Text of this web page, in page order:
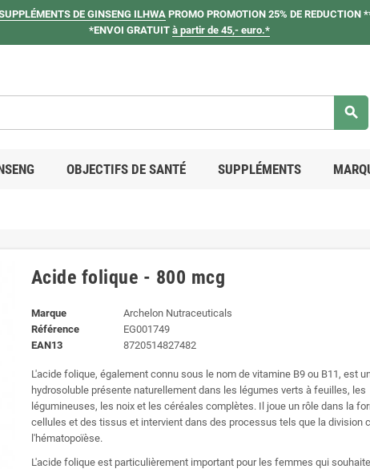
DE GINSENG ILHWAPROMO PROMOTION 25% DE REDUCTION
*ENVOI GRATUIT à partir de 45,- euro.*
search
OBJECTIFS DE SANTÉ SUPPLÉMENTS
Acide folique - 800 mcg
Marque
Archelon Nutraceuticals
Référence
EG001749
EAN13
8720514827482
L'acide folique, également connu sous le nom de vitamine B9 ou B11, est
hydrosoluble présente naturellement dans les légumes verts à feuilles, les
légumineuses, les noix et les céréales complètes. Il joue un rôle dans la
cellules et des tissus et intervient dans des processus tels que la division
l'hématopoïèse.
L'acide folique est particulièrement important pour les femmes qui